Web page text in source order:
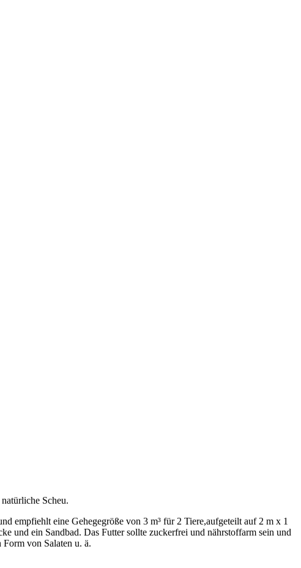
Scheu.
empfiehlt eine Gehegegröße von 3 m³ für 2 Tiere,aufgeteilt auf 2 m x 1
und ein Sandbad. Das Futter sollte zuckerfrei und nährstoffarm sein und
von Salaten u. ä.